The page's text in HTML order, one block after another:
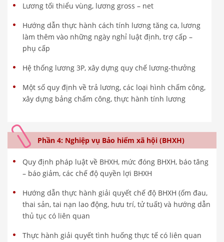
Lương tối thiểu vùng, lương gross – net
Hướng dẫn thực hành cách tính lương tăng ca, lương
làm thêm vào những ngày nghỉ luật định, trợ cấp –
phụ cấp
Hệ thống lương 3P, xây dựng quy chế lương-thưởng
Một số quy định về trả lương, các loại hình chấm công,
xây dựng bảng chấm công, thực hành tính lương
Phần 4: Nghiệp vụ Bảo hiểm xã hội (BHXH)
Quy định pháp luật về BHXH, mức đóng BHXH, báo tăng
– báo giảm, các chế độ quyền lợi BHXH
Hướng dẫn thực hành giải quyết chế độ BHXH (ốm đau,
thai sản, tai nạn lao động, hưu trí, tử tuất) và hướng dẫn
thủ tục có liên quan
Thực hành giải quyết tình huống thực tế có liên quan